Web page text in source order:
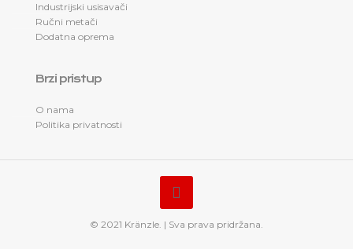
Industrijski usisavači
Ručni metači
Dodatna oprema
Brzi pristup
O nama
Politika privatnosti
© 2021 Kränzle. | Sva prava pridržana.